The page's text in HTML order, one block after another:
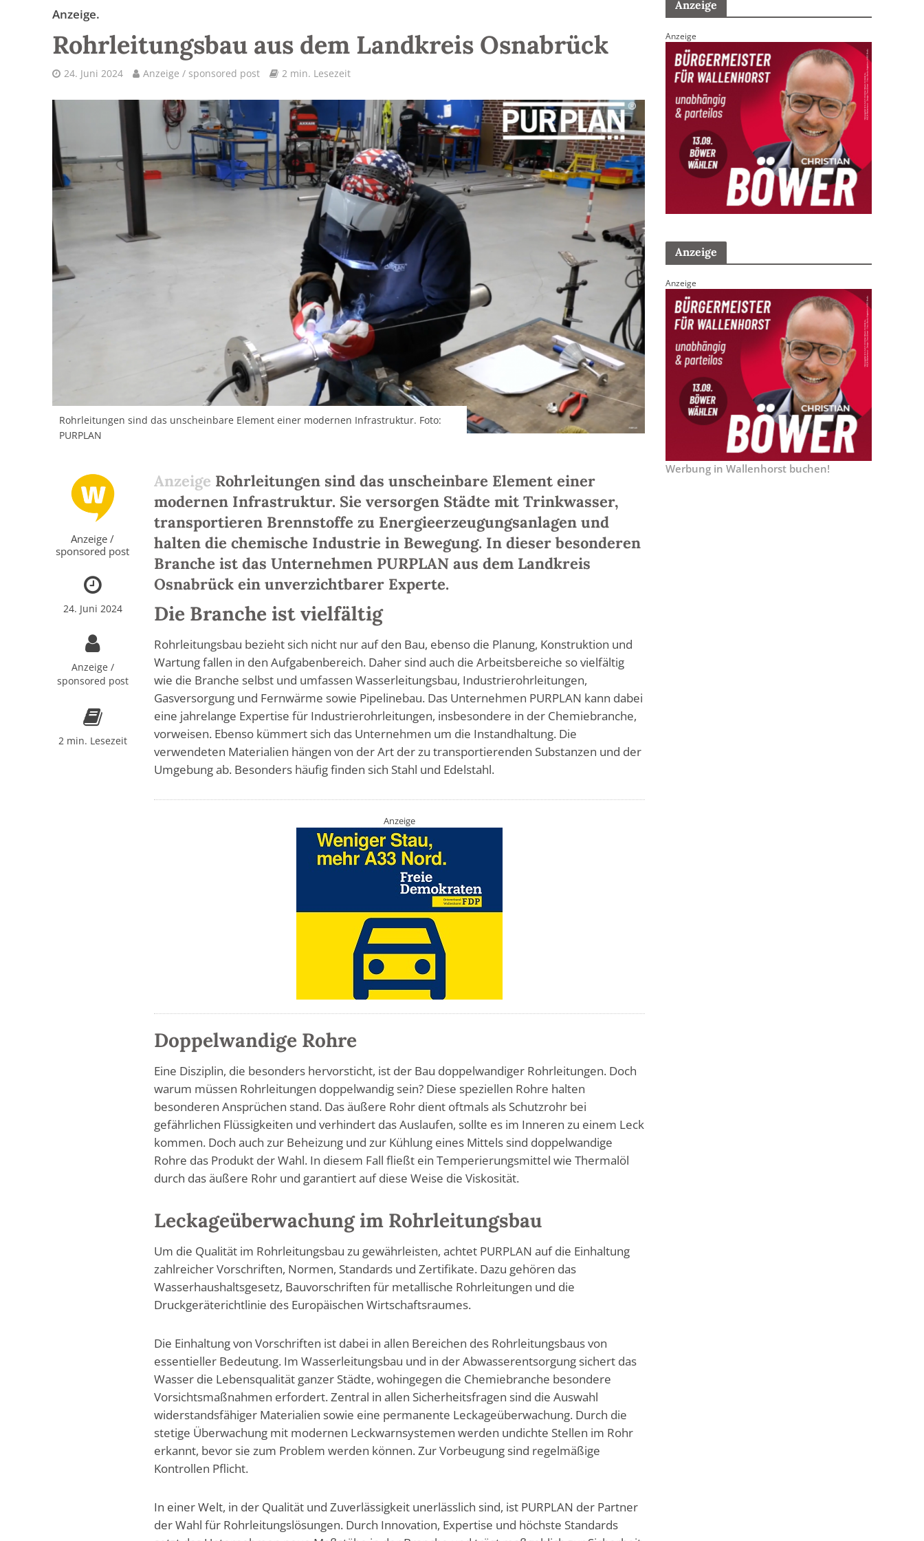
Anzeige.
Rohrleitungsbau aus dem Landkreis Osnabrück
24. Juni 2024 Anzeige / sponsored post 2 min. Lesezeit
Rohrleitungen sind das unscheinbare Element einer modernen Infrastruktur. Foto:
PURPLAN
Anzeige /
sponsored post
24. Juni 2024
Anzeige /
sponsored post
2 min. Lesezeit
Rohrleitungen sind das unscheinbare Element einer
modernen Infrastruktur. Sie versorgen Städte mit Trinkwasser,
transportieren Brennstoffe zu Energieerzeugungsanlagen und
halten die chemische Industrie in Bewegung. In dieser besonderen
Branche ist das Unternehmen PURPLAN aus dem Landkreis
Osnabrück ein unverzichtbarer Experte.
Die Branche ist vielfältig
Rohrleitungsbau bezieht sich nicht nur auf den Bau, ebenso die Planung, Konstruktion und
Wartung fallen in den Aufgabenbereich. Daher sind auch die Arbeitsbereiche so vielfältig
wie die Branche selbst und umfassen Wasserleitungsbau, Industrierohrleitungen,
Gasversorgung und Fernwärme sowie Pipelinebau. Das Unternehmen PURPLAN kann dabei
eine jahrelange Expertise für Industrierohrleitungen, insbesondere in der Chemiebranche,
vorweisen. Ebenso kümmert sich das Unternehmen um die Instandhaltung. Die
verwendeten Materialien hängen von der Art der zu transportierenden Substanzen und der
Umgebung ab. Besonders häufig finden sich Stahl und Edelstahl.
Anzeige
Doppelwandige Rohre
Eine Disziplin, die besonders hervorsticht, ist der Bau doppelwandiger Rohrleitungen. Doch
warum müssen Rohrleitungen doppelwandig sein? Diese speziellen Rohre halten
besonderen Ansprüchen stand. Das äußere Rohr dient oftmals als Schutzrohr bei
gefährlichen Flüssigkeiten und verhindert das Auslaufen, sollte es im Inneren zu einem Leck
kommen. Doch auch zur Beheizung und zur Kühlung eines Mittels sind doppelwandige
Rohre das Produkt der Wahl. In diesem Fall fließt ein Temperierungsmittel wie Thermalöl
durch das äußere Rohr und garantiert auf diese Weise die Viskosität.
Leckageüberwachung im Rohrleitungsbau
Um die Qualität im Rohrleitungsbau zu gewährleisten, achtet PURPLAN auf die Einhaltung
zahlreicher Vorschriften, Normen, Standards und Zertifikate. Dazu gehören das
Wasserhaushaltsgesetz, Bauvorschriften für metallische Rohrleitungen und die
Druckgeräterichtlinie des Europäischen Wirtschaftsraumes.
Die Einhaltung von Vorschriften ist dabei in allen Bereichen des Rohrleitungsbaus von
essentieller Bedeutung. Im Wasserleitungsbau und in der Abwasserentsorgung sichert das
Wasser die Lebensqualität ganzer Städte, wohingegen die Chemiebranche besondere
Vorsichtsmaßnahmen erfordert. Zentral in allen Sicherheitsfragen sind die Auswahl
widerstandsfähiger Materialien sowie eine permanente Leckageüberwachung. Durch die
stetige Überwachung mit modernen Leckwarnsystemen werden undichte Stellen im Rohr
erkannt, bevor sie zum Problem werden können. Zur Vorbeugung sind regelmäßige
Kontrollen Pflicht.
In einer Welt, in der Qualität und Zuverlässigkeit unerlässlich sind, ist PURPLAN der Partner
der Wahl für Rohrleitungslösungen. Durch Innovation, Expertise und höchste Standards
Anzeige
Anzeige
Anzeige
Anzeige
Werbung in Wallenhorst buchen!